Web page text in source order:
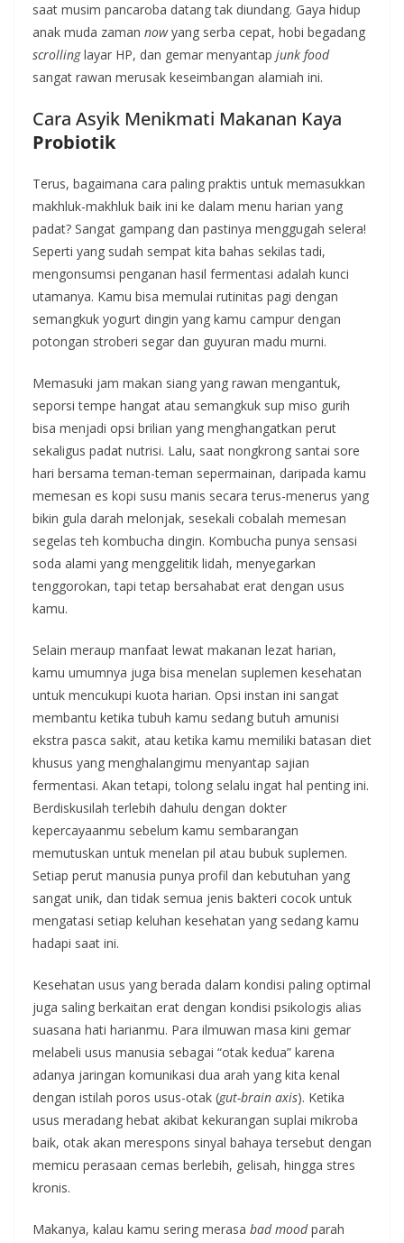
saat musim pancaroba datang tak diundang. Gaya hidup
anak muda zaman nowyang serba cepat, hobi begadang
scrollinglayar HP, dan gemar menyantap junk food
sangat rawan merusak keseimbangan alamiah ini.
Cara Asyik Menikmati Makanan Kaya
Probiotik
Terus, bagaimana cara paling praktis untuk memasukkan
makhluk-makhluk baik ini ke dalam menu harian yang
padat? Sangat gampang dan pastinya menggugah selera!
Seperti yang sudah sempat kita bahas sekilas tadi,
mengonsumsi penganan hasil fermentasi adalah kunci
utamanya. Kamu bisa memulai rutinitas pagi dengan
semangkuk yogurt dingin yang kamu campur dengan
potongan stroberi segar dan guyuran madu murni.
Memasuki jam makan siang yang rawan mengantuk,
seporsi tempe hangat atau semangkuk sup miso gurih
bisa menjadi opsi brilian yang menghangatkan perut
sekaligus padat nutrisi. Lalu, saat nongkrong santai sore
hari bersama teman-teman sepermainan, daripada kamu
memesan es kopi susu manis secara terus-menerus yang
bikin gula darah melonjak, sesekali cobalah memesan
segelas teh kombucha dingin. Kombucha punya sensasi
soda alami yang menggelitik lidah, menyegarkan
tenggorokan, tapi tetap bersahabat erat dengan usus
kamu.
Selain meraup manfaat lewat makanan lezat harian,
kamu umumnya juga bisa menelan suplemen kesehatan
untuk mencukupi kuota harian. Opsi instan ini sangat
membantu ketika tubuh kamu sedang butuh amunisi
ekstra pasca sakit, atau ketika kamu memiliki batasan diet
khusus yang menghalangimu menyantap sajian
fermentasi. Akan tetapi, tolong selalu ingat hal penting ini.
Berdiskusilah terlebih dahulu dengan dokter
kepercayaanmu sebelum kamu sembarangan
memutuskan untuk menelan pil atau bubuk suplemen.
Setiap perut manusia punya profil dan kebutuhan yang
sangat unik, dan tidak semua jenis bakteri cocok untuk
mengatasi setiap keluhan kesehatan yang sedang kamu
hadapi saat ini.
Kesehatan usus yang berada dalam kondisi paling optimal
juga saling berkaitan erat dengan kondisi psikologis alias
suasana hati harianmu. Para ilmuwan masa kini gemar
melabeli usus manusia sebagai “otak kedua” karena
adanya jaringan komunikasi dua arah yang kita kenal
dengan istilah poros usus-otak (gut-brain axis). Ketika
usus meradang hebat akibat kekurangan suplai mikroba
baik, otak akan merespons sinyal bahaya tersebut dengan
memicu perasaan cemas berlebih, gelisah, hingga stres
kronis.
Makanya, kalau kamu sering merasa bad moodparah